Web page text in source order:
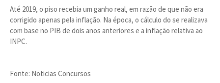
Até 2019, o piso recebia um ganho real, em razão de que não era
corrigido apenas pela inflação. Na época, o cálculo do se realizava
com base no PIB de dois anos anteriores e a inflação relativa ao
INPC.
Fonte: Noticias Concursos